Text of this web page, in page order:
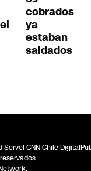
cobrados
ya
estaban
saldados
Servel CNN Chile Digital